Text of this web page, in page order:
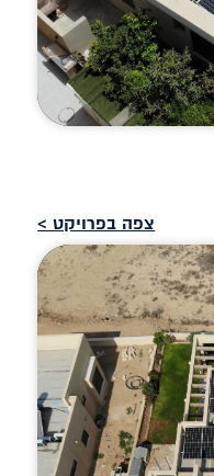
צפה בפרויקט >